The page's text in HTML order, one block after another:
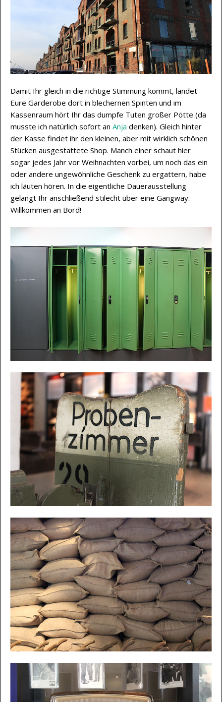
Damit Ihr gleich in die richtige Stimmung kommt, landet
Eure Garderobe dort in blechernen Spinten und im
Kassenraum hört Ihr das dumpfe Tuten großer Pötte (da
musste ich natürlich sofort an Anja denken). Gleich hinter
der Kasse findet ihr den kleinen, aber mit wirklich schönen
Stücken ausgestattete Shop. Manch einer schaut hier
sogar jedes Jahr vor Weihnachten vorbei, um noch das ein
oder andere ungewöhnliche Geschenk zu ergattern, habe
ich läuten hören. In die eigentliche Dauerausstellung
gelangt Ihr anschließend stilecht über eine Gangway.
Willkommen an Bord!